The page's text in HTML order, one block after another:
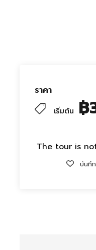
ราคา
เริ่มต้น ฿
The tour is
บันทึ